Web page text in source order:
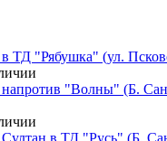
ТД "Рябушка" (ул.
"Волны" (Б.
в ТД "Русь" (Б.